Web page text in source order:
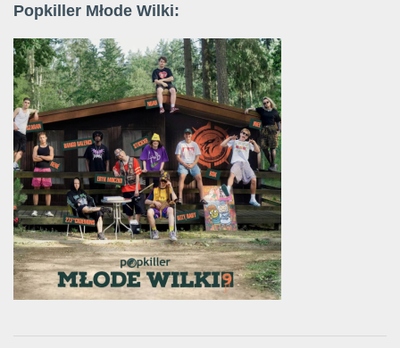
Popkiller Młode Wilki: